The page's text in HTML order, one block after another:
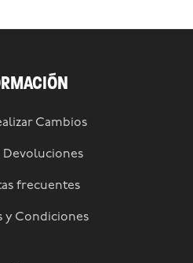
Cambios
Devoluciones
frecuentes
y Condiciones